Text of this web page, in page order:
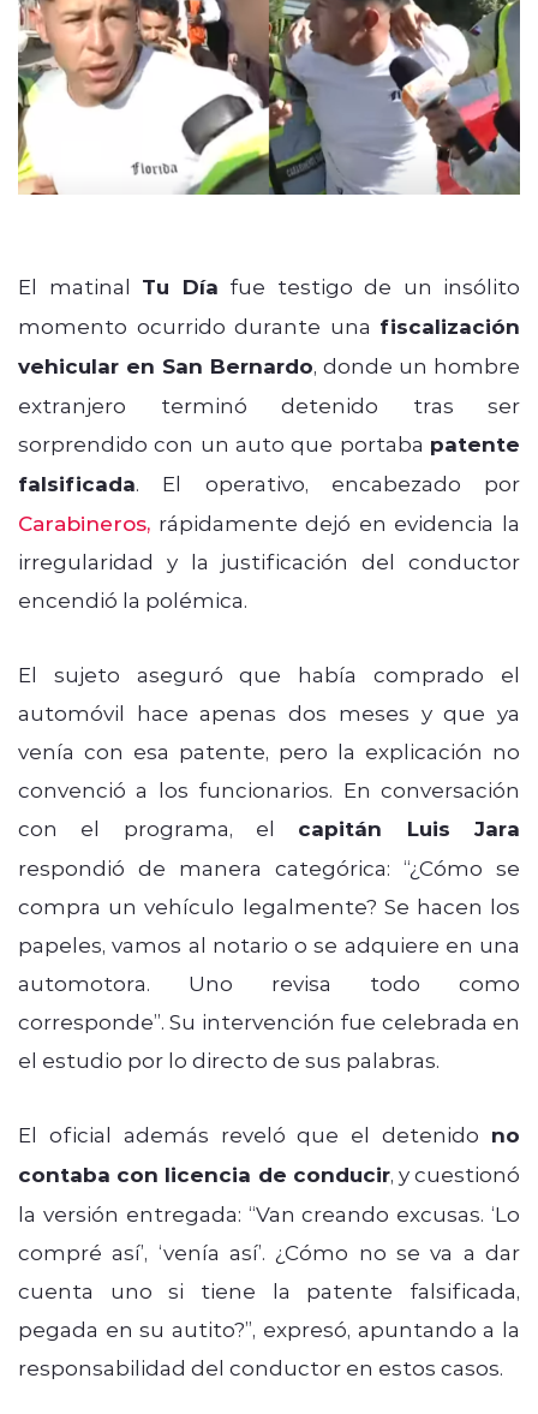
El matinal Tu Día fue testigo de un insólito
momento ocurrido durante una fiscalización
vehicular en San Bernardo, donde un hombre
extranjero terminó detenido tras ser
sorprendido con un auto que portaba patente
falsificada. El operativo, encabezado por
Carabineros, rápidamente dejó en evidencia la
irregularidad y la justificación del conductor
encendió la polémica.
El sujeto aseguró que había comprado el
automóvil hace apenas dos meses y que ya
venía con esa patente, pero la explicación no
convenció a los funcionarios. En conversación
con el programa, el capitán Luis Jara
respondió de manera categórica: “¿Cómo se
compra un vehículo legalmente? Se hacen los
papeles, vamos al notario o se adquiere en una
automotora. Uno revisa todo como
corresponde”. Su intervención fue celebrada en
el estudio por lo directo de sus palabras.
El oficial además reveló que el detenido no
contaba con licencia de conducir, y cuestionó
la versión entregada: “Van creando excusas. ‘Lo
compré así’, ‘venía así’. ¿Cómo no se va a dar
cuenta uno si tiene la patente falsificada,
pegada en su autito?”, expresó, apuntando a la
responsabilidad del conductor en estos casos.